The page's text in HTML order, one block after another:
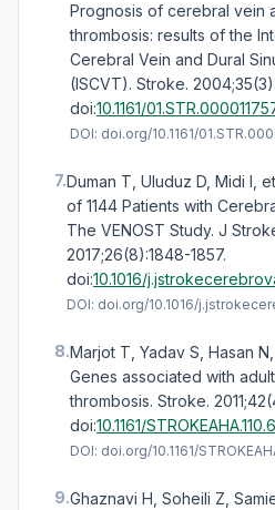
Prognosis of cerebral vein
thrombosis: results of the
Cerebral Vein and Dural
(ISCVT). Stroke.
doi:10.1161/
DOI: doi.org/10.1161/
7.Duman T, Uluduz D, Midi I,
of 1144 Patients with
The VENOST Study. J
2017;26(8):1848-1857.
doi:10.1016/
DOI: doi.org/10.1016/
8.Marjot T, Yadav S, Hasan
Genes associated with
thrombosis. Stroke.
doi:10.1161/
DOI: doi.org/10.1161/
9.Ghaznavi H, Soheili Z,